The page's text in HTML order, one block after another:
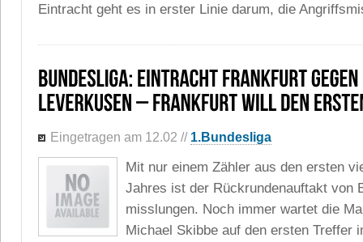
Eintracht geht es in erster Linie darum, die
Eingetragen am 12.02 // 1.Bundesliga
Mit nur einem Zähler aus den ersten
Jahres ist der Rückrundenauftakt von
misslungen. Noch immer wartet die
Michael Skibbe auf den ersten Treffer